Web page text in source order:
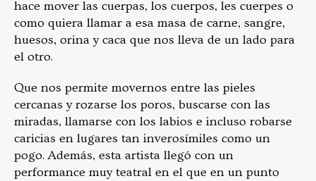
hace mover las cuerpas, los cuerpos, les cuerpes o
como quiera llamar a esa masa de carne, sangre,
huesos, orina y caca que nos lleva de un lado para
el otro.
Que nos permite movernos entre las pieles
cercanas y rozarse los poros, buscarse con las
miradas, llamarse con los labios e incluso robarse
caricias en lugares tan inverosímiles como un
pogo. Además, esta artista llegó con un
performance muy teatral en el que en un punto